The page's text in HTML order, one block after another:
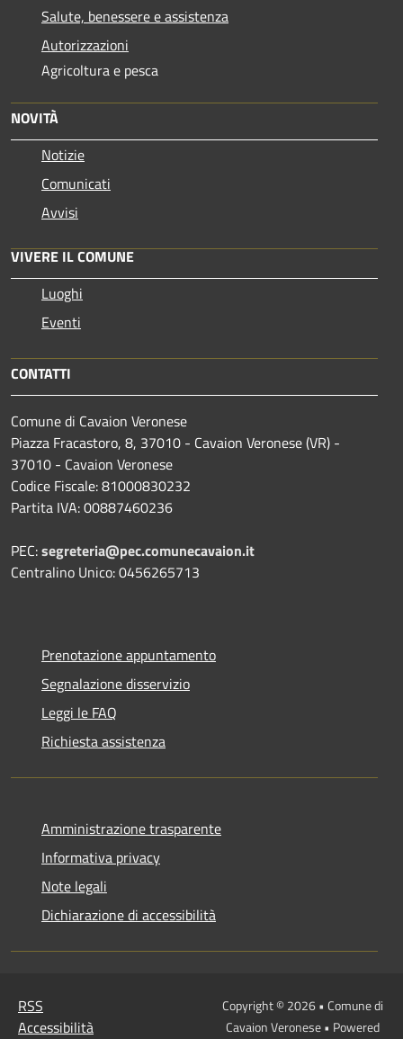
Salute, benessere e assistenza
Autorizzazioni
Agricoltura e pesca
NOVITÀ
Notizie
Comunicati
Avvisi
VIVERE IL COMUNE
Luoghi
Eventi
CONTATTI
Comune di Cavaion Veronese
Piazza Fracastoro, 8, 37010 - Cavaion Veronese (VR) -
37010 - Cavaion Veronese
Codice Fiscale: 81000830232
Partita IVA: 00887460236
PEC:segreteria@pec.comunecavaion.it
Centralino Unico: 0456265713
Prenotazione appuntamento
Segnalazione disservizio
Leggi le FAQ
Richiesta assistenza
Amministrazione trasparente
Informativa privacy
Note legali
Dichiarazione di accessibilità
RSS
Accessibilità
Copyright © 2026 • Comune di
Cavaion Veronese • Powered